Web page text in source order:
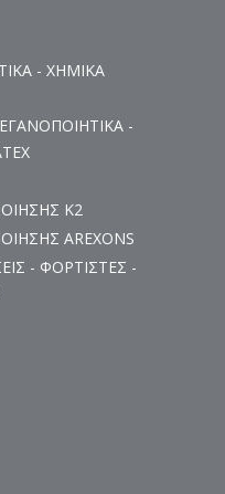
- ΧΗΜΙΚΑ
-
K2
AREXONS
- ΦΟΡΤΙΣΤΕΣ -